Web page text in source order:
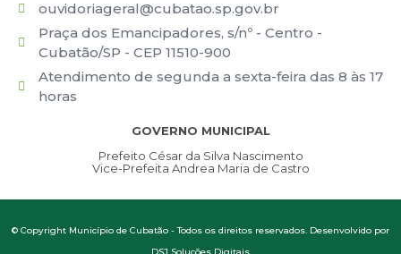
ouvidoriageral@cubatao.sp.gov.br
Praça dos Emancipadores, s/nº - Centro -
Cubatão/SP - CEP 11510-900
Atendimento de segunda a sexta-feira das 8 às 17
horas
GOVERNO MUNICIPAL
Prefeito César da Silva Nascimento
Vice-Prefeita Andrea Maria de Castro
© Copyright Município de Cubatão - Todos os direitos reservados. Desenvolvido por